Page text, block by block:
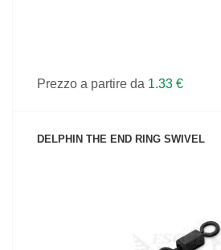
Prezzo a partire da 1.33 €
DELPHIN THE END RING SWIVEL
VEDI IL PRODOTTO